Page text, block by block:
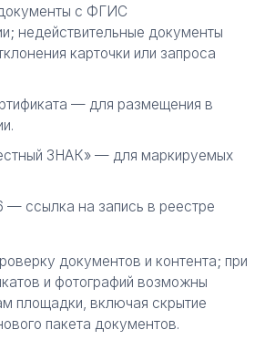
с ФГИС
недействительные документы
карточки или запроса
— для размещения в
ЗНАК» — для маркируемых
— ссылка на запись в реестре
документов и контента; при
и фотографий возможны
площадки, включая скрытие
пакета документов.